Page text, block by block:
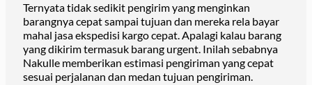
Ternyata tidak sedikit pengirim yang menginkan
barangnya cepat sampai tujuan dan mereka rela bayar
mahal jasa ekspedisi kargo cepat. Apalagi kalau barang
yang dikirim termasuk barang urgent. Inilah sebabnya
Nakulle memberikan estimasi pengiriman yang cepat
sesuai perjalanan dan medan tujuan pengiriman.